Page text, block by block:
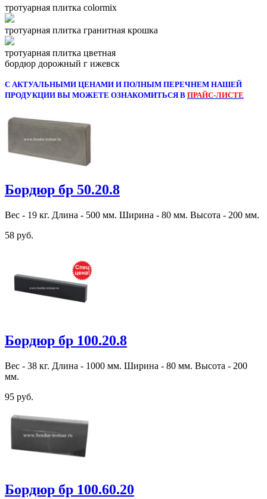
тротуарная плитка colormix
тротуарная плитка гранитная крошка
тротуарная плитка цветная
бордюр дорожный г ижевск
С АКТУАЛЬНЫМИ ЦЕНАМИ И ПОЛНЫМ ПЕРЕЧНЕМ НАШЕЙ
ПРОДУКЦИИ ВЫ МОЖЕТЕ ОЗНАКОМИТЬСЯ В ПРАЙС-ЛИСТЕ
Бордюр бр 50.20.8
Вес - 19 кг. Длина - 500 мм. Ширина - 80 мм. Высота - 200 мм.
58 руб.
Бордюр бр 100.20.8
Вес - 38 кг. Длина - 1000 мм. Ширина - 80 мм. Высота - 200
мм.
95 руб.
Бордюр бр 100.60.20